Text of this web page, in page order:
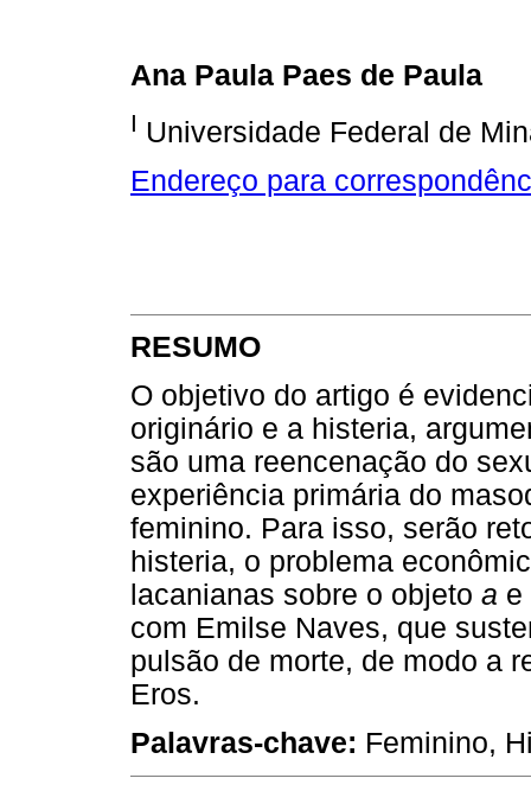
Ana Paula Paes de Paula
I Universidade Federal de
Endereço para
RESUMO
O objetivo do artigo é
originário e a histeria,
são uma reencenação do
experiência primária do
feminino. Para isso, serão
histeria, o problema
lacanianas sobre o objeto a e
com Emilse Naves, que
pulsão de morte, de modo a
Eros.
Palavras-chave: Feminino,